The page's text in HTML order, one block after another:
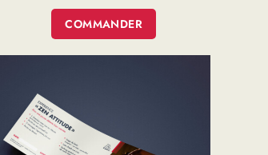
COMMANDER